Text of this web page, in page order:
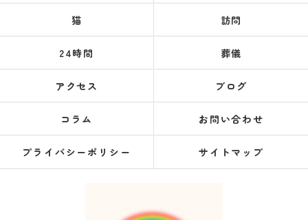
猫 訪問
24時間 葬儀
アクセス ブログ
コラム お問い合わせ
プライバシーポリシー サイトマップ